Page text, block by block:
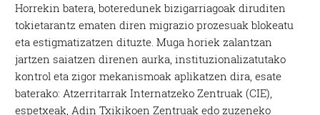
Horrekin batera, boteredunek bizigarriagoak diruditen
tokietarantz ematen diren migrazio prozesuak blokeatu
eta estigmatizatzen dituzte. Muga horiek zalantzan
jartzen saiatzen direnen aurka, instituzionalizatutako
kontrol eta zigor mekanismoak aplikatzen dira, esate
baterako: Atzerritarrak Internatzeko Zentruak (CIE),
espetxeak, Adin Txikikoen Zentruak edo zuzeneko